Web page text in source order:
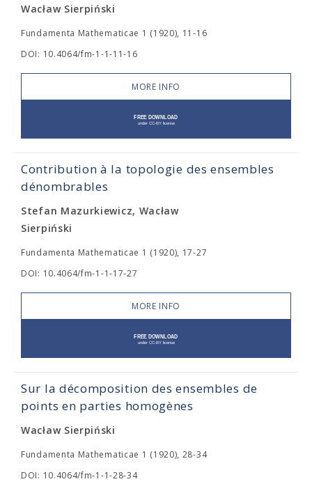
Wacław Sierpiński
Fundamenta Mathematicae 1 (1920), 11-16
DOI: 10.4064/fm-1-1-11-16
MORE INFO
Contribution à la topologie des ensembles
dénombrables
Stefan Mazurkiewicz, Wacław
Sierpiński
Fundamenta Mathematicae 1 (1920), 17-27
DOI: 10.4064/fm-1-1-17-27
MORE INFO
Sur la décomposition des ensembles de
points en parties homogènes
Wacław Sierpiński
Fundamenta Mathematicae 1 (1920), 28-34
DOI: 10.4064/fm-1-1-28-34